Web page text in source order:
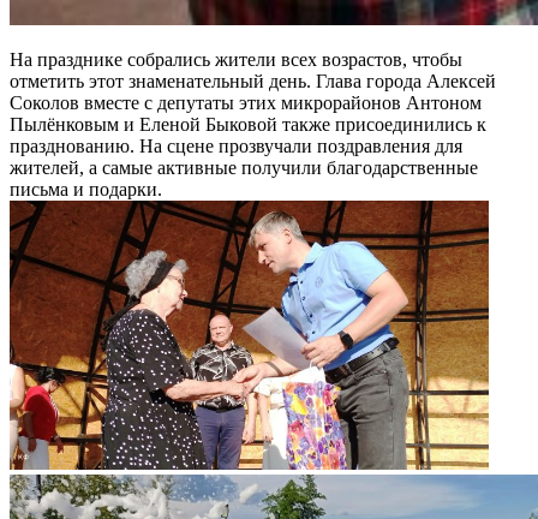
На празднике собрались жители всех возрастов, чтобы
отметить этот знаменательный день. Глава города Алексей
Соколов вместе с депутаты этих микрорайонов Антоном
Пылёнковым и Еленой Быковой также присоединились к
празднованию. На сцене прозвучали поздравления для
жителей, а самые активные получили благодарственные
письма и подарки.